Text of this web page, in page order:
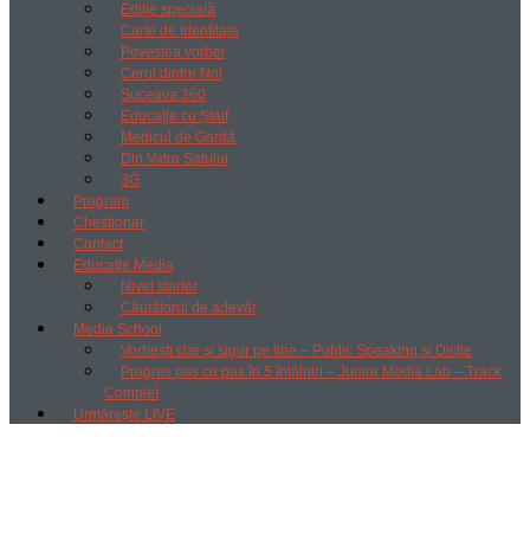
Ediție specială
Carte de Identitate
Povestea vorbei
Cerul dintre Noi
Suceava 360
Educație cu Ștaif
Medicul de Gardă
Din Vatra Satului
3G
Program
Chestionar
Contact
Educație Media
Nivel starter
Căutătorul de adevăr
Media School
Vorbești clar și sigur pe tine – Public Speaking și Dicție
Progres pas cu pas în 5 întâlniri – Junior Media Lab – Track
Complet
Urmărește LIVE